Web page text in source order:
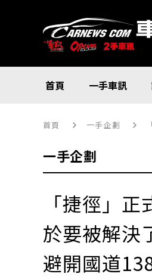
首頁 一手車訊
首頁 一手企劃
一手企劃
「捷徑」
於要被解決
避開國道